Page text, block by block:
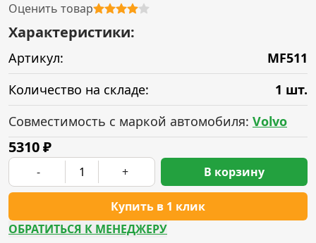
Оценить товар
Характеристики:
Артикул:
MF511
Количество на складе:
1 шт.
Совместимость с маркой автомобиля: Volvo
5310₽
- +
Купить в 1 клик
В корзину
ОБРАТИТЬСЯ К МЕНЕДЖЕРУ